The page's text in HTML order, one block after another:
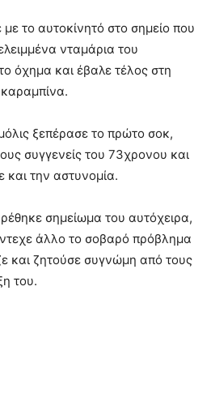
το αυτοκίνητό στο σημείο που
νταμάρια του
όχημα και έβαλε τέλος στη
ξεπέρασε το πρώτο σοκ,
συγγενείς του 73χρονου και
την αστυνομία.
σημείωμα του αυτόχειρα,
άλλο το σοβαρό πρόβλημα
και ζητούσε συγνώμη από τους
του.